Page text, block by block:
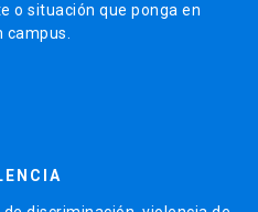
o situación que ponga en
campus.